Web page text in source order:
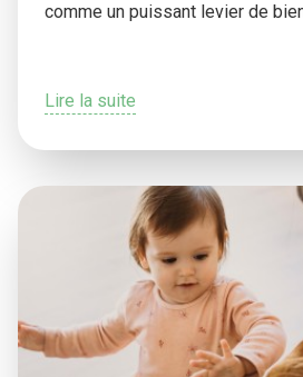
comme un puissant levier de
Lire la suite